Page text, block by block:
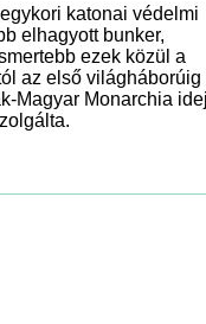
katonai védelmi
elhagyott bunker,
ezek közül a
az első világháborúig
Magyar Monarchia